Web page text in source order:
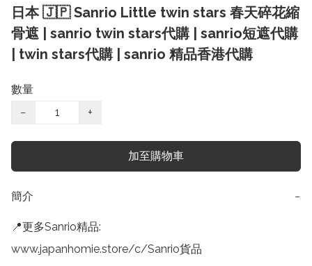
日本 🇯🇵 Sanrio Little twin stars 春天碎花縮
骨遮 | sanrio twin stars代購 | sanrio短遮代購
| twin stars代購 | sanrio 精品香港代購
數量
−
+
加至購物車
簡介 −
📍更多Sanrio精品:
www.japanhomie.store/c/Sanrio貨品